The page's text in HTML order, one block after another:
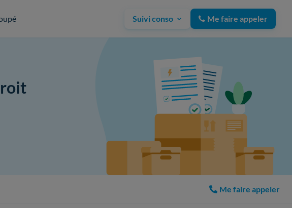
Suivi conso Me faire appeler
Me faire appeler